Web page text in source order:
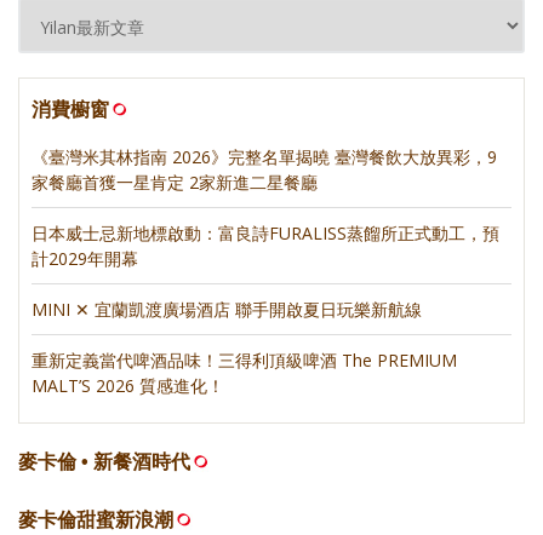
消費櫥窗
《臺灣米其林指南 2026》完整名單揭曉 臺灣餐飲大放異彩，9
家餐廳首獲一星肯定 2家新進二星餐廳
日本威士忌新地標啟動：富良詩FURALISS蒸餾所正式動工，預
計2029年開幕
MINI ✕ 宜蘭凱渡廣場酒店 聯手開啟夏日玩樂新航線
重新定義當代啤酒品味！三得利頂級啤酒 The PREMIUM
MALT’S 2026 質感進化！
麥卡倫 • 新餐酒時代
麥卡倫甜蜜新浪潮